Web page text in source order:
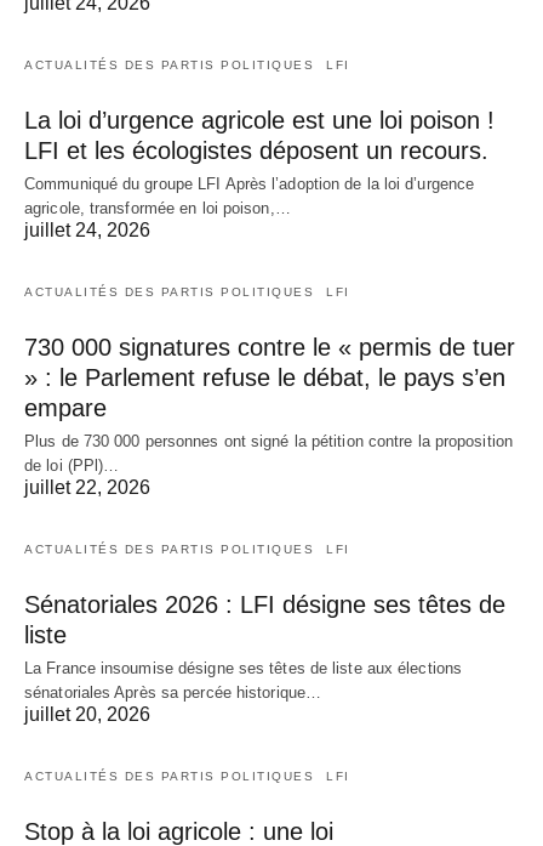
ACTUALITÉS DES PARTIS POLITIQUES LFI
La loi d’urgence agricole est une loi poison !
LFI et les écologistes déposent un recours.
Communiqué du groupe LFI Après l’adoption de la loi d’urgence
agricole, transformée en loi poison,…
juillet 24, 2026
ACTUALITÉS DES PARTIS POLITIQUES LFI
730 000 signatures contre le « permis de tuer
» : le Parlement refuse le débat, le pays s’en
empare
Plus de 730 000 personnes ont signé la pétition contre la proposition
de loi (PPl)…
juillet 22, 2026
ACTUALITÉS DES PARTIS POLITIQUES LFI
Sénatoriales 2026 : LFI désigne ses têtes de
liste
La France insoumise désigne ses têtes de liste aux élections
sénatoriales Après sa percée historique…
juillet 20, 2026
ACTUALITÉS DES PARTIS POLITIQUES LFI
Stop à la loi agricole : une loi